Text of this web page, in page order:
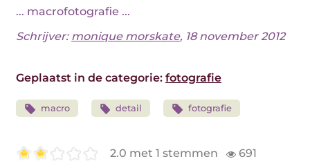
... macrofotografie ...
Schrijver: monique morskate, 18 november 2012
Geplaatst in de categorie: fotografie
macro detail fotografie
2.0 met 1 stemmen 691